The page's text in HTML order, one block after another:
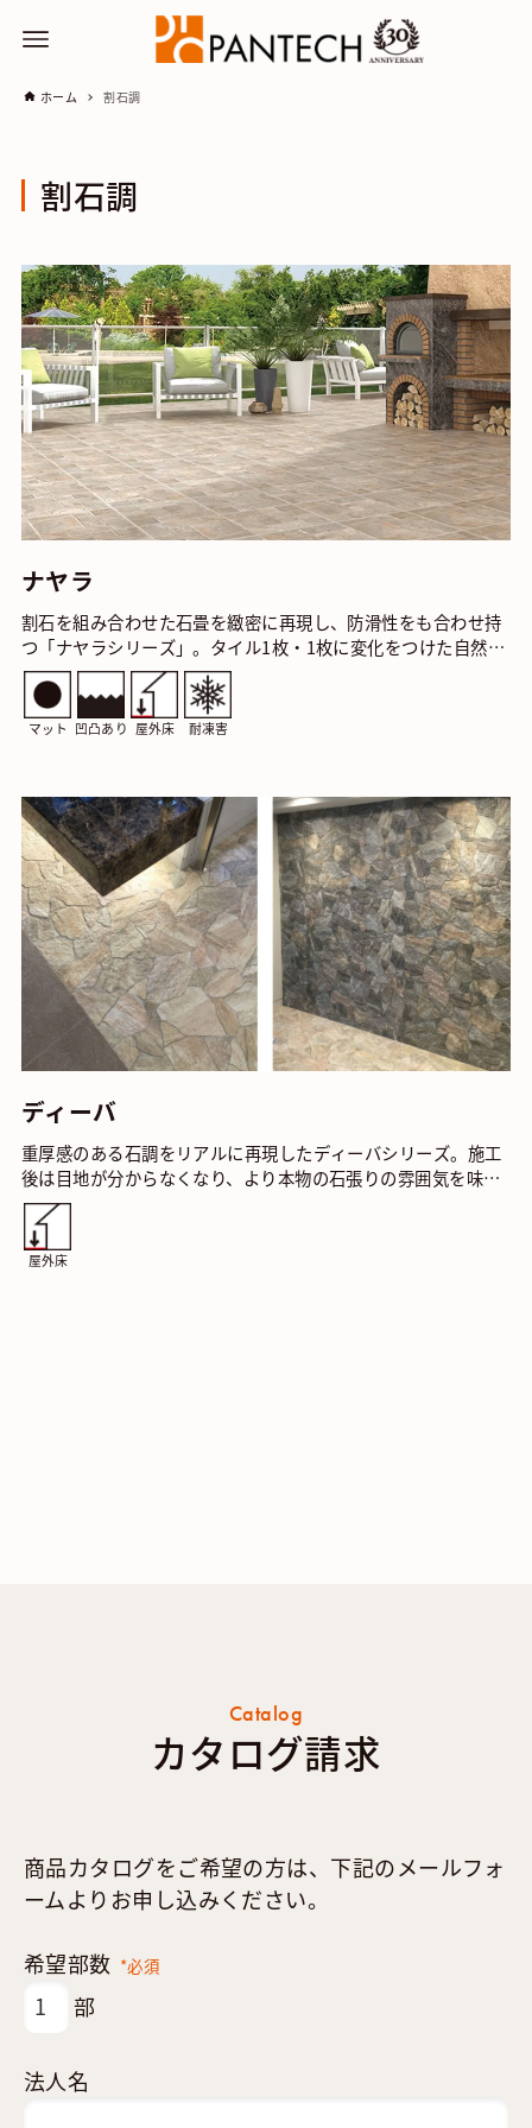
ホーム 割石調
割石調
ナヤラ
割石を組み合わせた石畳を緻密に再現し、防滑性をも合わせ持
つ「ナヤラシリーズ」。タイル1枚・1枚に変化をつけた自然石
の表情は芝生や植栽との相性も抜群です。 ナヤラ…
マット 凹凸あり 屋外床 耐凍害
ディーバ
重厚感のある石調をリアルに再現したディーバシリーズ。施工
後は目地が分からなくなり、より本物の石張りの雰囲気を味わ
えます。石のように鋭い切り口もなく素足で歩行して…
屋外床
Catalog
カタログ請求
商品カタログをご希望の方は、下記のメールフォ
ームよりお申し込みください。
希望部数 *必須
部
法人名